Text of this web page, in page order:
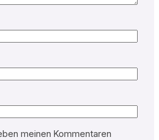
meinen Kommentaren